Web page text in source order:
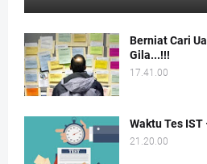
Berniat Cari
Gila...!!!
17.41.00
Waktu Tes
21.20.00